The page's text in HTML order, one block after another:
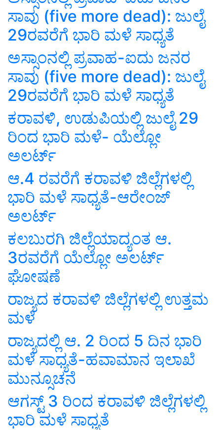
ಸಾವು (five more dead): ಜುಲೈ
29ರವರೆಗೆ ಭಾರಿ ಮಳೆ ಸಾಧ್ಯತೆ
ಅಸ್ಸಾಂನಲ್ಲಿ ಪ್ರವಾಹ-ಐದು ಜನರ
ಸಾವು (five more dead): ಜುಲೈ
29ರವರೆಗೆ ಭಾರಿ ಮಳೆ ಸಾಧ್ಯತೆ
ಕರಾವಳಿ, ಉಡುಪಿಯಲ್ಲಿ ಜುಲೈ 29
ರಿಂದ ಭಾರಿ ಮಳೆ- ಯೆಲ್ಲೋ
ಅಲರ್ಟ್
ಆ.4 ರವರೆಗೆ ಕರಾವಳಿ ಜಿಲ್ಲೆಗಳಲ್ಲಿ
ಭಾರಿ ಮಳೆ ಸಾಧ್ಯತೆ-ಆರೇಂಜ್
ಅಲರ್ಟ್
ಕಲಬುರಗಿ ಜಿಲ್ಲೆಯಾದ್ಯಂತ ಆ.
3ರವರೆಗೆ ಯೆಲ್ಲೋ ಅಲರ್ಟ್
ಘೋಷಣೆ
ರಾಜ್ಯದ ಕರಾವಳಿ ಜಿಲ್ಲೆಗಳಲ್ಲಿ ಉತ್ತಮ
ಮಳೆ
ರಾಜ್ಯದಲ್ಲಿ ಆ. 2 ರಿಂದ 5 ದಿನ ಭಾರಿ
ಮಳೆ ಸಾಧ್ಯತೆ-ಹವಾಮಾನ ಇಲಾಖೆ
ಮುನ್ಸೂಚನೆ
ಆಗಸ್ಟ್ 3 ರಿಂದ ಕರಾವಳಿ ಜಿಲ್ಲೆಗಳಲ್ಲಿ
ಭಾರಿ ಮಳೆ ಸಾಧ್ಯತೆ